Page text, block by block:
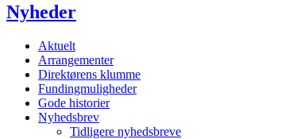
Nyheder
Aktuelt
Arrangementer
Direktørens klumme
Fundingmuligheder
Gode historier
Nyhedsbrev
Tidligere nyhedsbreve